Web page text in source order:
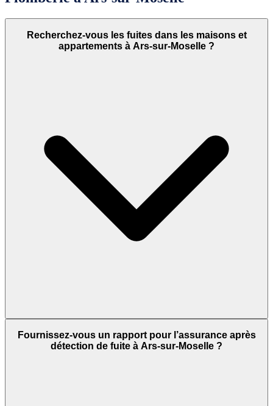
Recherchez-vous les fuites dans les maisons et
appartements à Ars-sur-Moselle ?
Fournissez-vous un rapport pour l’assurance après
détection de fuite à Ars-sur-Moselle ?